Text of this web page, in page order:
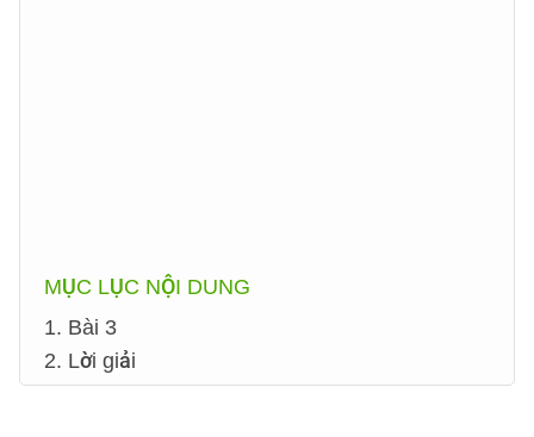
MỤC LỤC NỘI DUNG
1. Bài 3
2. Lời giải